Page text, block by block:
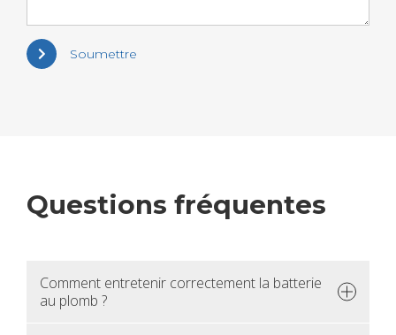
Soumettre
Ques­tions fré­quentes
Com­ment entre­te­nir cor­rec­te­ment la bat­te­rie
au plomb ?